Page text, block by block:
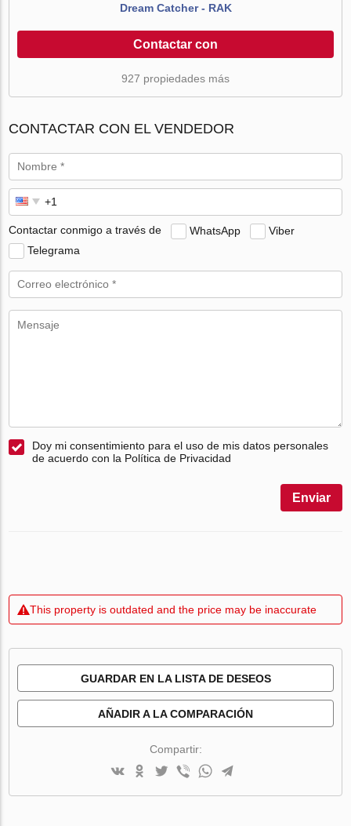
Dream Catcher - RAK
Contactar con
927 propiedades más
CONTACTAR CON EL VENDEDOR
Contactar conmigo a través de WhatsApp
Viber
Telegrama
Doy mi consentimiento para el uso de mis datos personales
de acuerdo con la Política de Privacidad
Enviar
This property is outdated and the price may be inaccurate
GUARDAR EN LA LISTA DE DESEOS
AÑADIR A LA COMPARACIÓN
Compartir: